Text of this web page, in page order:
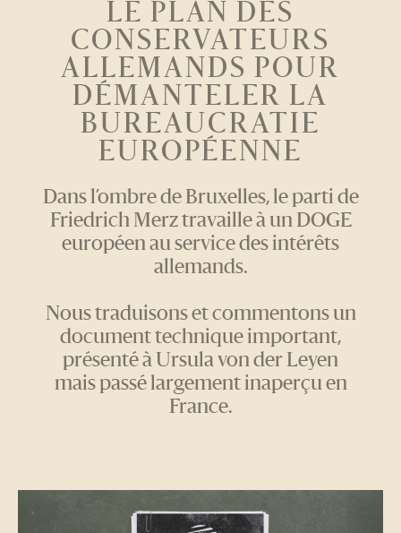
LE PLAN DES
CONSERVATEURS
ALLEMANDS POUR
DÉMANTELER LA
BUREAUCRATIE
EUROPÉENNE
Dans l’ombre de Bruxelles, le parti de
Friedrich Merz travaille à un DOGE
européen au service des intérêts
allemands.
Nous traduisons et commentons un
document technique important,
présenté à Ursula von der Leyen
mais passé largement inaperçu en
France.